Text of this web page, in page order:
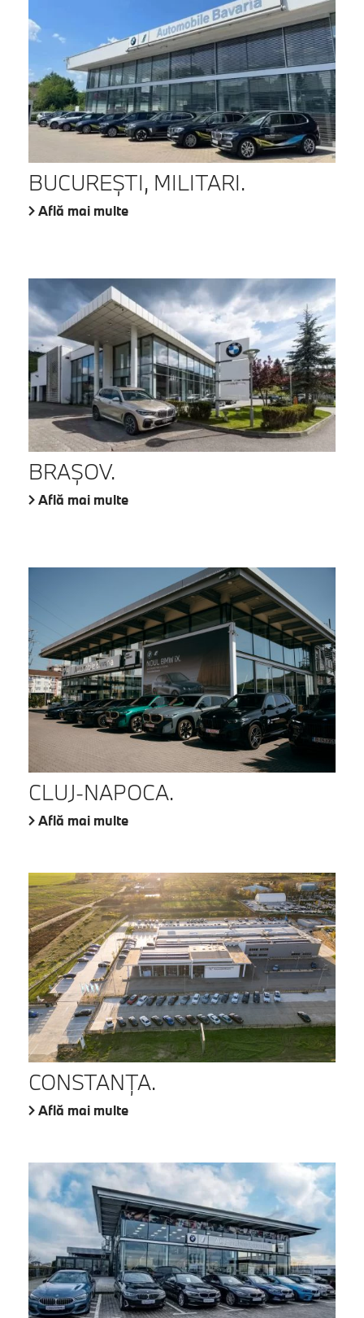
BUCUREŞTI, MILITARI.
Află mai multe
BRAŞOV.
Află mai multe
CLUJ-NAPOCA.
Află mai multe
CONSTANŢA.
Află mai multe